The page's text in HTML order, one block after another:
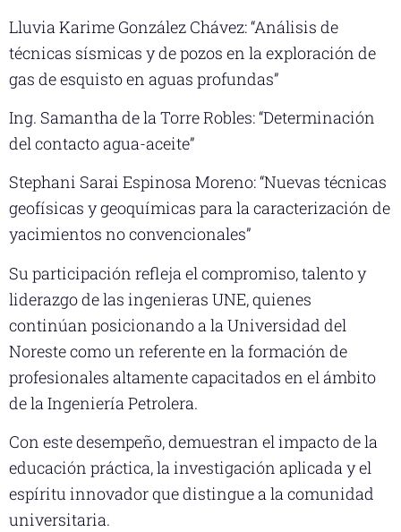
Lluvia Karime González Chávez: “Análisis de
técnicas sísmicas y de pozos en la exploración de
gas de esquisto en aguas profundas”
Ing. Samantha de la Torre Robles: “Determinación
del contacto agua-aceite”
Stephani Sarai Espinosa Moreno: “Nuevas técnicas
geofísicas y geoquímicas para la caracterización de
yacimientos no convencionales”
Su participación refleja el compromiso, talento y
liderazgo de las ingenieras UNE, quienes
continúan posicionando a la Universidad del
Noreste como un referente en la formación de
profesionales altamente capacitados en el ámbito
de la Ingeniería Petrolera.
Con este desempeño, demuestran el impacto de la
educación práctica, la investigación aplicada y el
espíritu innovador que distingue a la comunidad
universitaria.